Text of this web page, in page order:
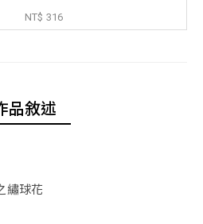
NT$ 316
品敘述
繡球花